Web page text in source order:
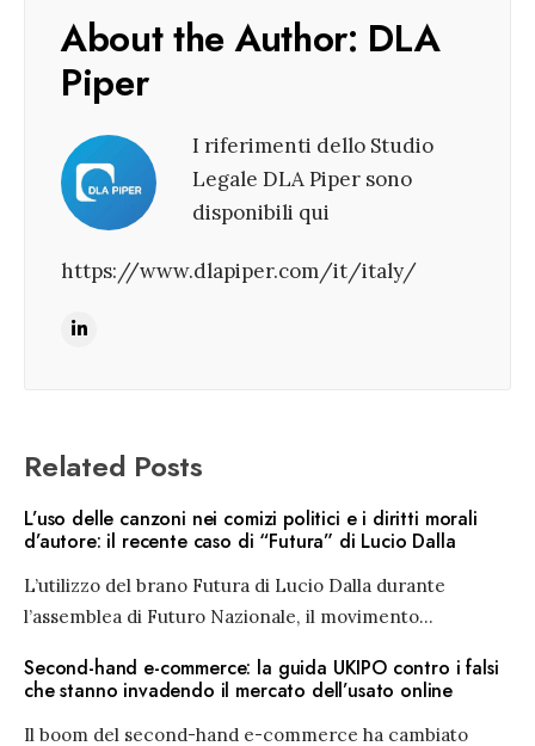
About the Author: DLA
Piper
I riferimenti dello Studio
Legale DLA Piper sono
disponibili qui
https://www.dlapiper.com/it/italy/
Related Posts
L’uso delle canzoni nei comizi politici e i diritti morali
d’autore: il recente caso di “Futura” di Lucio Dalla
L’utilizzo del brano Futura di Lucio Dalla durante
l’assemblea di Futuro Nazionale, il movimento...
Second-hand e-commerce: la guida UKIPO contro i falsi
che stanno invadendo il mercato dell’usato online
Il boom del second-hand e-commerce ha cambiato